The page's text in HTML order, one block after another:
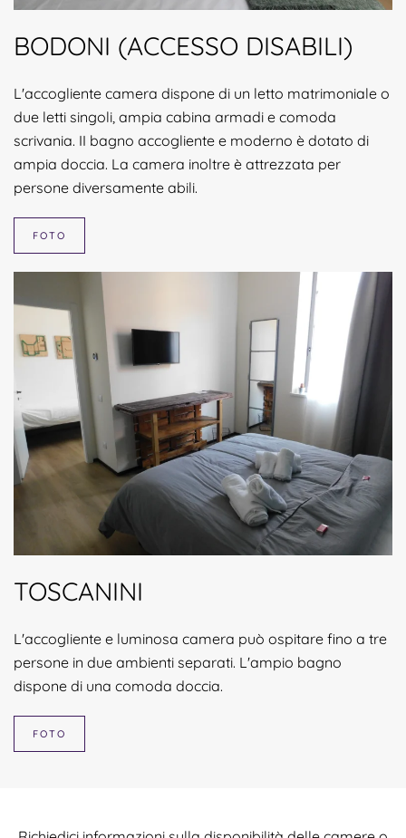
BODONI (ACCESSO DISABILI)
L'accogliente camera dispone di un letto matrimoniale o
due letti singoli, ampia cabina armadi e comoda
scrivania. II bagno accogliente e moderno è dotato di
ampia doccia. La camera inoltre è attrezzata per
persone diversamente abili.
FOTO
TOSCANINI
L'accogliente e luminosa camera può ospitare fino a tre
persone in due ambienti separati. L'ampio bagno
dispone di una comoda doccia.
FOTO